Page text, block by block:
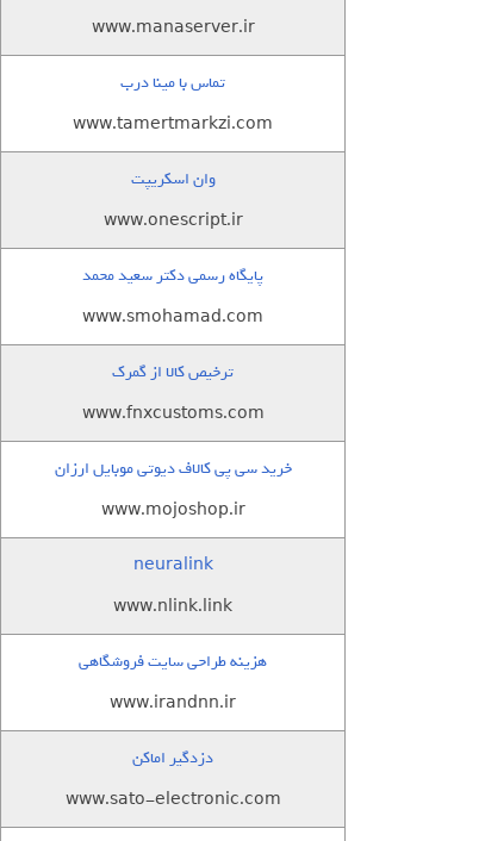
www.manaserver.ir
تماس با مینا درب
www.tamertmarkzi.com
وان اسکریپت
www.onescript.ir
پایگاه رسمی دکتر سعید محمد
www.smohamad.com
ترخیص کالا از گمرک
www.fnxcustoms.com
خرید سی پی کالاف دیوتی موبایل ارزان
www.mojoshop.ir
neuralink
www.nlink.link
هزینه طراحی سایت فروشگاهی
www.irandnn.ir
دزدگیر اماکن
www.sato-electronic.com